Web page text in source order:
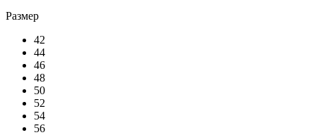
Размер
42
44
46
48
50
52
54
56